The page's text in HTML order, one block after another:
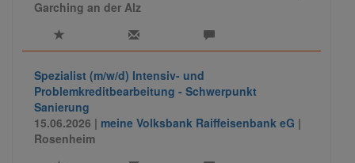
Garching an der Alz
Spezialist (m/w/d) Intensiv- und
Problemkreditbearbeitung - Schwerpunkt
Sanierung
15.06.2026 | meine Volksbank Raiffeisenbank eG |
Rosenheim